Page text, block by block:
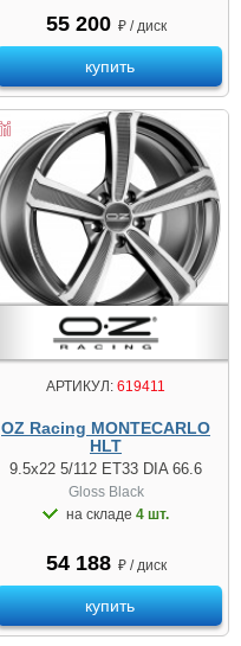
55 200 ₽ / диск
купить
АРТИКУЛ: 619411
OZ Racing MONTECARLO
HLT
9.5x22 5/112 ET33 DIA 66.6
Gloss Black
на складе 4 шт.
54 188 ₽ / диск
купить